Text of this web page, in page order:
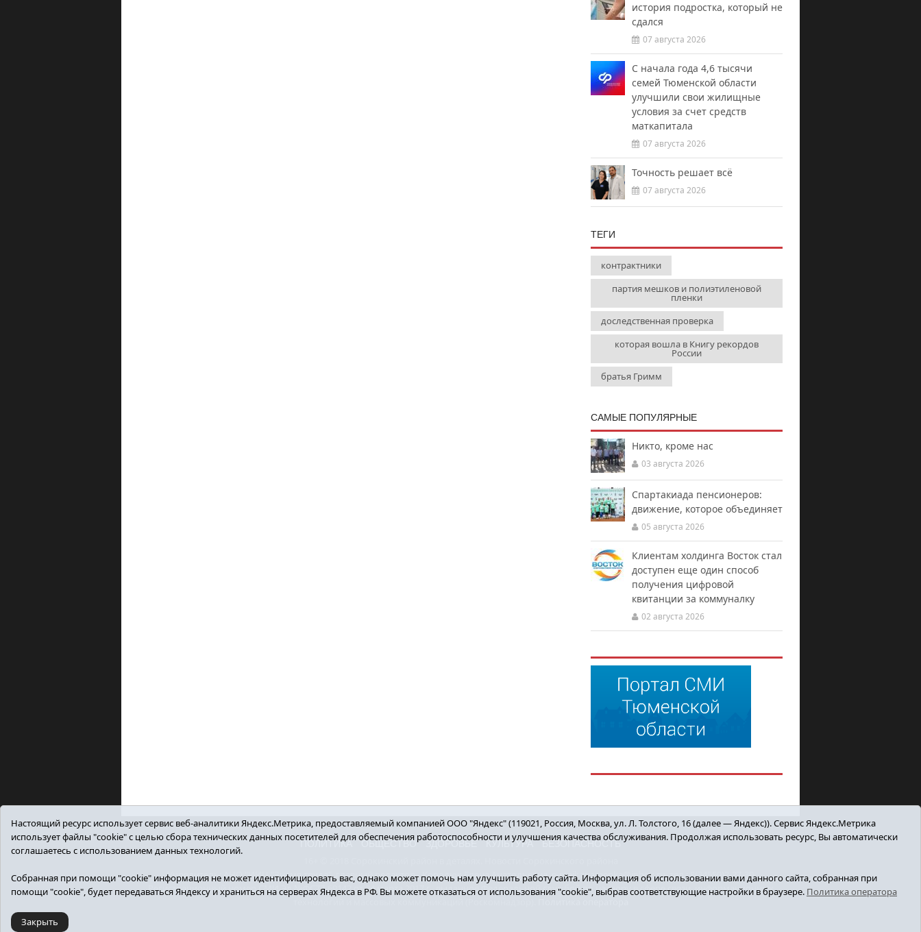
история подростка, который не
сдался
07 августа 2026
С начала года 4,6 тысячи
семей Тюменской области
улучшили свои жилищные
условия за счет средств
маткапитала
07 августа 2026
Точность решает всё
07 августа 2026
ТЕГИ
контрактники
партия мешков и полиэтиленовой
пленки
доследственная проверка
которая вошла в Книгу рекордов
России
братья Гримм
САМЫЕ ПОПУЛЯРНЫЕ
Никто, кроме нас
03 августа 2026
Спартакиада пенсионеров:
движение, которое объединяет
05 августа 2026
Клиентам холдинга Восток стал
доступен еще один способ
получения цифровой
квитанции за коммуналку
02 августа 2026
ПОЛИТИКА ОБЩЕСТВО ЗДОРОВЬЕ КУЛЬТУРА БЕЗОПАСНОСТЬ
Учредитель: АНО "ИИЦ "Знамя труда", главный редактор - Королюк Елена Анатольевна, e-mail: znamenka@inbox.ru, тел.: 8(34550)2-27-30
Регистрационный номер СМИ Эл №ФС77-69142 от 24 марта 2017 г., выданное Федеральной службой по надзору в сфере связи, информационных
Настоящий ресурс использует сервис веб-аналитики Яндекс.Метрика, предоставляемый компанией ООО "Яндекс" (119021, Россия, Москва, ул. Л. Толстого, 16 (далее — Яндекс)). Сервис Яндекс.Метрика
использует файлы "cookie" с целью сбора технических данных посетителей для обеспечения работоспособности и улучшения качества обслуживания. Продолжая использовать ресурс, Вы автоматически
соглашаетесь с использованием данных технологий.
Собранная при помощи "cookie" информация не может идентифицировать вас, однако может помочь нам улучшить работу сайта. Информация об использовании вами данного сайта, собранная при
помощи "cookie", будет передаваться Яндексу и храниться на серверах Яндекса в РФ. Вы можете отказаться от использования "cookie", выбрав соответствующие настройки в браузере. Политика оператора
Закрыть